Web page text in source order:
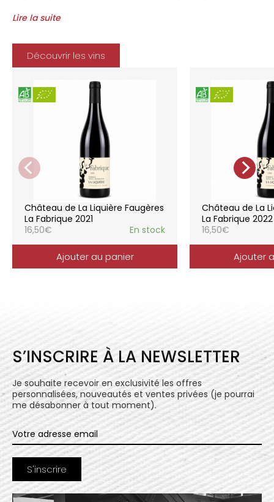
entre les villages d’Autignac, Caussiniojouls,
l’Appellation. La grande majorité des parcelles,
sur sols de schistes, font face au sud, à la
Méditerranée.
Le vignoble du Château de la Liquière est
agriculture biologique depuis 2008 et 2012
marque le premier millésime certifié du
domaine. Les soins apportés y sont conformes :
pratiques respectueuses de l’environnement et
de la vigne, vendanges manuelles, vinifications
soignées et strictement suivies.
La gamme des vins du Château de la
Liquière est adaptée à chaque style de
consommation, à chaque moment de la vie,
elle reflète parfaitement la pureté de
l’expression du terroir.
Lire la suite
Découvrir les vins
Château de La Liquière Faugères
La Fabrique 2021
16,50€ En stock
Ajouter au panier
Château de La
La Fabrique 2022
16,50€
Ajouter
S’INSCRIRE À LA NEWSLETTER
Je souhaite recevoir en exclusivité les offres
personnalisées, nouveautés et ventes privées (je pourrai
me désabonner à tout moment).